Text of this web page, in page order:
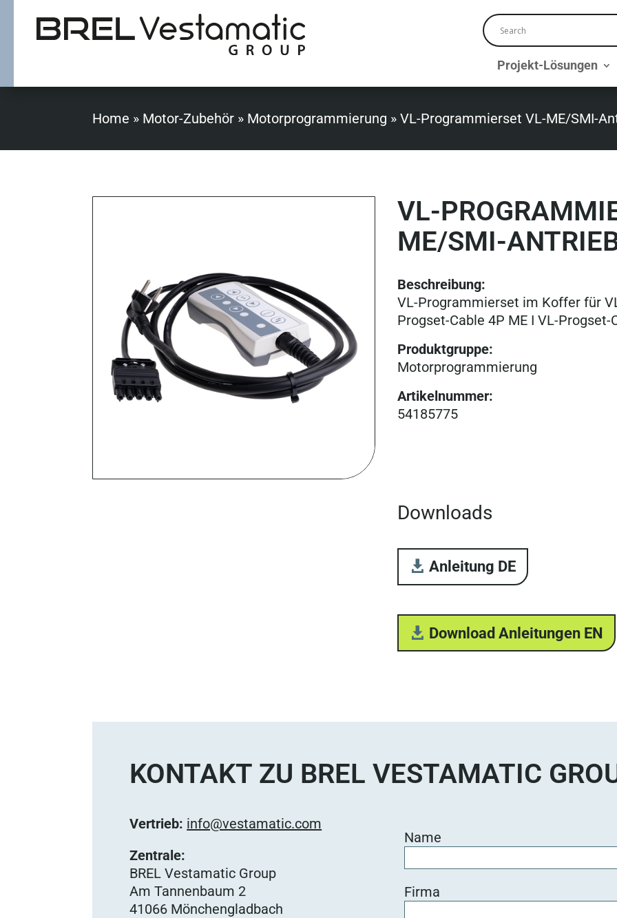
Projekt-Lösungen
Home » Motor-Zubehör » Motorprogrammierung »VL-Programmierset VL-ME/SMI-
VL-
ME/SMI-
Beschreibung:
VL-Programmierset im Koffer für
Progset-Cable 4P ME I VL-Progset-
Produktgruppe:
Motorprogrammierung
Artikelnummer:
54185775
Downloads
Anleitung DE
Download Anleitungen EN
KONTAKT ZU BREL VESTAMATIC
Vertrieb: info@vestamatic.com
Zentrale:
BREL Vestamatic Group
Am Tannenbaum 2
41066 Mönchengladbach
Name
Firma